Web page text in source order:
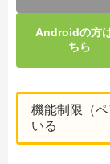
Androidの方
ちら
機能制限（
いる